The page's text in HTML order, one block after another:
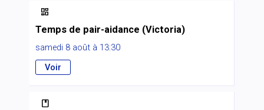

Temps de pair-aidance (Victoria)
samedi 8 août à 13:30
Voir
